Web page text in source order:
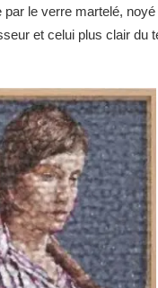
par le verre martelé,
et celui plus clair du